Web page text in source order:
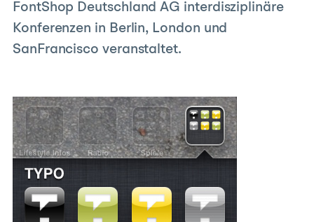
FontShop Deutschland AG interdisziplinäre
Konferenzen in Berlin, London und
SanFrancisco veranstaltet.